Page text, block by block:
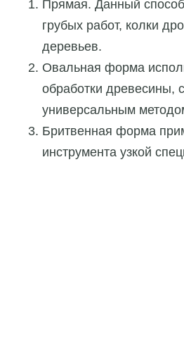
Прямая. Данный
грубых работ, колки
деревьев.
Овальная форма
обработки древесины,
универсальным
Бритвенная форма
инструмента узкой